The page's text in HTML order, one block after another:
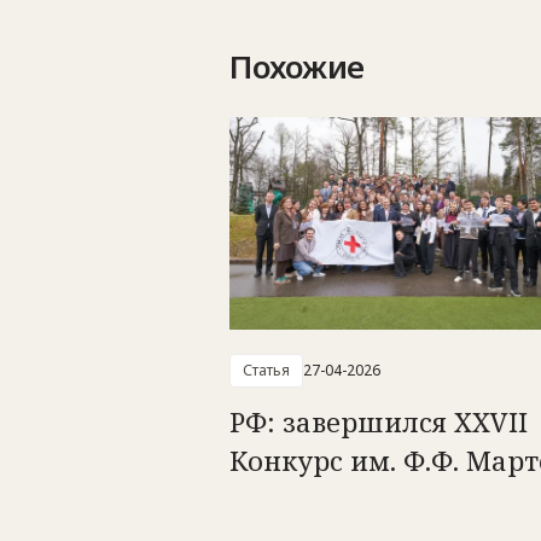
Похожие
Статья 27-04-2026
РФ: завершился XXVII
Конкурс им. Ф.Ф.